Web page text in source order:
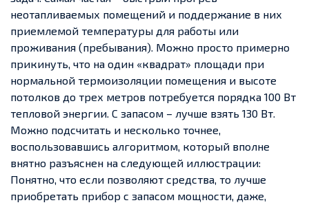
неотапливаемых помещений и поддержание в них
приемлемой температуры для работы или
проживания (пребывания). Можно просто примерно
прикинуть, что на один «квадрат» площади при
нормальной термоизоляции помещения и высоте
потолков до трех метров потребуется порядка 100 Вт
тепловой энергии. С запасом – лучше взять 130 Вт.
Можно подсчитать и несколько точнее,
воспользовавшись алгоритмом, который вполне
внятно разъяснен на следующей иллюстрации:
Понятно, что если позволяют средства, то лучше
приобретать прибор с запасом мощности, даже,